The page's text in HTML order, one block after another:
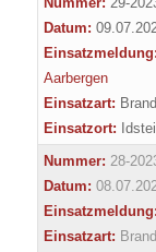
Datum:
Einsatzmeldung:
Aarbergen
Einsatzart:
Einsatzort:
Nummer: 28-
Datum:
Einsatzmeldung:
Einsatzart: